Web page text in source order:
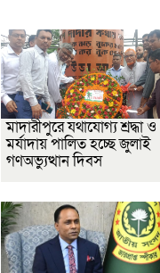
মাদারীপুরে যথাযোগ্য শ্রদ্ধা ও
মর্যাদায় পালিত হচ্ছে জুলাই
গণঅভ্যুত্থান দিবস